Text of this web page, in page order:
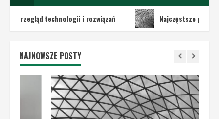
i rozwiązań Najczęstsze problemy
NAJNOWSZE POSTY